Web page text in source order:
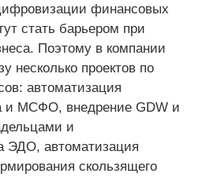
финансовых
стать барьером при
Поэтому в компании
несколько проектов по
автоматизация
и МСФО, внедрение GDW и
и
ЭДО, автоматизация
скользящего